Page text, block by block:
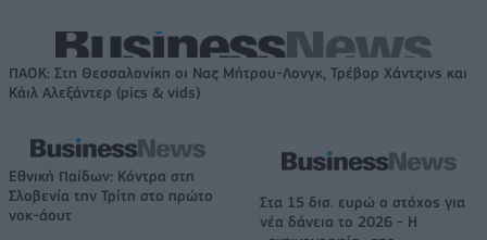
ΠΑΟΚ: Στη Θεσσαλονίκη οι Ναζ Μήτρου-Λονγκ, Τρέβορ Χάντζινς και
Κάιλ Αλεξάντερ (pics & vids)
Εθνική Παίδων: Κόντρα στη
Σλοβενία την Τρίτη στο πρώτο
νοκ-άουτ
Στα 15 δισ. ευρώ ο στόχος για
νέα δάνεια το 2026 - Η